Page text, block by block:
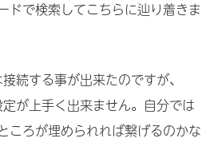
で検索してこちらに辿り着きま
する事が出来たのですが、
が上手く出来ません。自分では
ころが埋められれば繋げるのかな